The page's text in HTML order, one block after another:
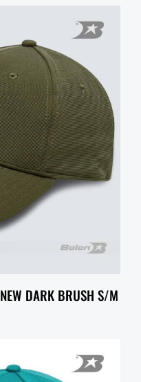
DARK BRUSH S/M